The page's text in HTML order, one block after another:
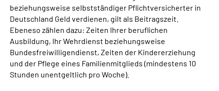
beziehungsweise selbstständiger Pflichtversicherter in
Deutschland Geld verdienen, gilt als Beitragszeit.
Ebeneso zählen dazu: Zeiten Ihrer beruflichen
Ausbildung, Ihr Wehrdienst beziehungsweise
Bundesfreiwilligendienst, Zeiten der Kindererziehung
und der Pflege eines Familienmitglieds (mindestens 10
Stunden unentgeltlich pro Woche).